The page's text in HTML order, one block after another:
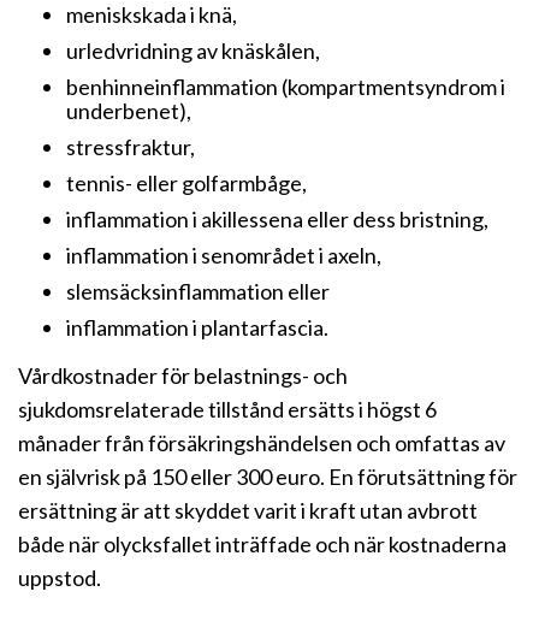
meniskskada i knä,
urledvridning av knäskålen,
benhinneinflammation (kompartmentsyndrom i
underbenet),
stressfraktur,
tennis- eller golfarmbåge,
inflammation i akillessena eller dess bristning,
inflammation i senområdet i axeln,
slemsäcksinflammation eller
inflammation i plantarfascia.
Vårdkostnader för belastnings- och
sjukdomsrelaterade tillstånd ersätts i högst 6
månader från försäkringshändelsen och omfattas av
en självrisk på 150 eller 300 euro. En förutsättning för
ersättning är att skyddet varit i kraft utan avbrott
både när olycksfallet inträffade och när kostnaderna
uppstod.